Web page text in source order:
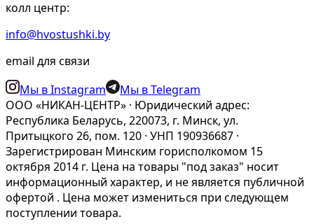
колл центр:
info@hvostushki.by
email для связи
Мы в Instagram
Мы в Telegram
ООО «НИКАН-ЦЕНТР» · Юридический адрес:
Республика Беларусь, 220073, г. Минск, ул.
Притыцкого 26, пом. 120 · УНП 190936687 ·
Зарегистрирован Минским горисполкомом 15
октября 2014 г. Цена на товары "под заказ" носит
информационный характер, и не является публичной
офертой . Цена может измениться при следующем
поступлении товара.